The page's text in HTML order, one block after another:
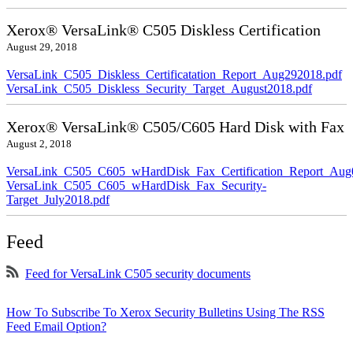
Xerox® VersaLink® C505 Diskless Certification
August 29, 2018
VersaLink_C505_Diskless_Certificatation_Report_Aug292018.pdf
VersaLink_C505_Diskless_Security_Target_August2018.pdf
Xerox® VersaLink® C505/C605 Hard Disk with Fax
August 2, 2018
VersaLink_C505_C605_wHardDisk_Fax_Security-
Target_July2018.pdf
Feed
Feed for VersaLink C505 security documents
How To Subscribe To Xerox Security Bulletins Using The RSS
Feed Email Option?